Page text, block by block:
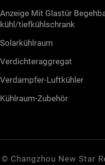
anzeige mit glastür
kühl/tiefkühlschrank
solarkühlraum
verdichteraggregat
verdampfer-luftkühler
kühlraum-zubehör
Changzhou New Star